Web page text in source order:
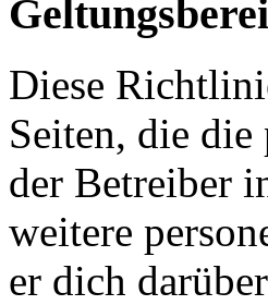
Diese
Seiten, die
der Betreiber
weitere
er dich